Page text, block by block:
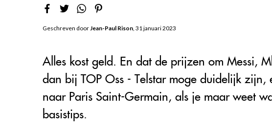
Geschreven doorJean-Paul Rison, 31 januari 2023
Alles kost geld. En dat de prijzen om Messi,
dan bij TOP Oss - Telstar moge duidelijk
naar Paris Saint-Germain, als je maar weet
basistips.